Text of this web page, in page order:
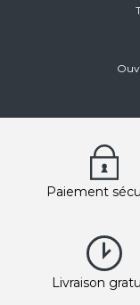
Paiement
Livraison